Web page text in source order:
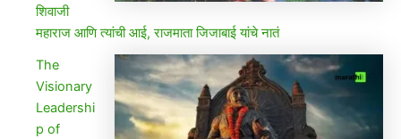
शिवाजी
महाराज आणि त्यांची आई, राजमाता जिजाबाई यांचे नातं
The
Visionary
Leadershi
p of